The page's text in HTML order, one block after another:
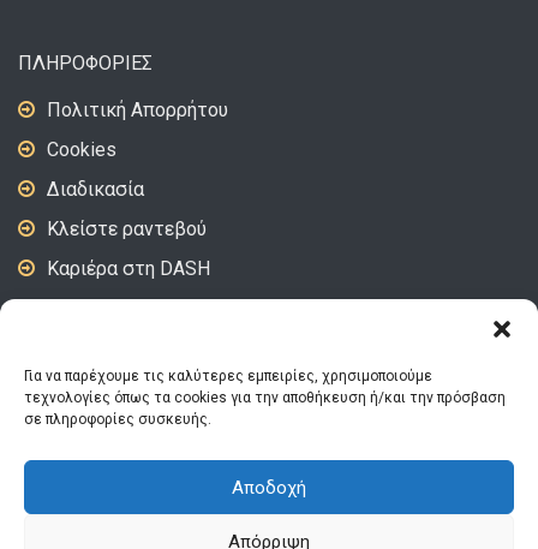
Για να παρέχουμε τις καλύτερες εμπειρίες, χρησιμοποιούμε
τεχνολογίες όπως τα cookies για την αποθήκευση ή/και την πρόσβαση
σε πληροφορίες συσκευής.
Αποδοχή
Απόρριψη
ΠΛΗΡΟΦΟΡΙΕΣ
Πολιτική Απορρήτου
Cookies
Διαδικασία
Κλείστε ραντεβού
Καριέρα στη DASH
ΑΚΟΛΟΥΘΗΣΤΕ ΜΑΣ
© 2026 DASH | Designed and Developed by
Συχνές ερωτήσεις Αναζήτηση εργασίας